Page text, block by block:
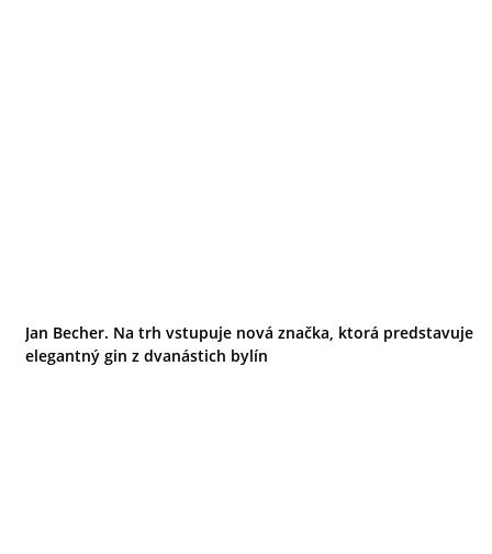
Jan Becher. Na trh vstupuje nová značka, ktorá predstavuje
elegantný gin z dvanástich bylín